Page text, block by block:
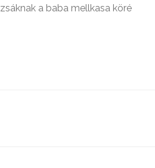
a baba mellkasa köré